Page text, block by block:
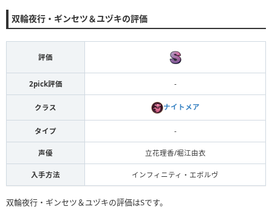
双輪夜行・ギンセツ＆ユヅキの評価
評価
2pick評価 -
クラス ナイトメア
タイプ -
声優 立花理香/堀江由衣
入手方法 インフィニティ・エボルヴ
双輪夜行・ギンセツ＆ユヅキの評価はSです。